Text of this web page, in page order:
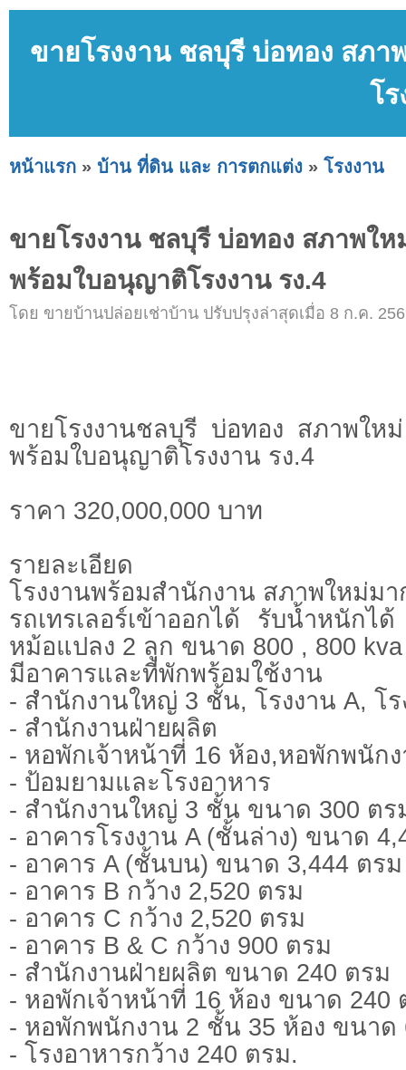
ขายโรงงาน ชลบุรี บ่อทอง สภ
โร
หน้าแรก » บ้าน ที่ดิน และ การตกแต่ง » โรงงาน
ขายโรงงาน ชลบุรี บ่อทอง สภาพใ
พร้อมใบอนุญาติโรงงาน รง.4
โดย ขายบ้านปล่อยเช่าบ้าน ปรับปรุงล่าสุดเมื่อ 8 ก.ค.
ขายโรงงานชลบุรี บ่อทอง สภาพใ
พร้อมใบอนุญาติโรงงาน รง.4
ราคา 320,000,000 บาท
รายละเอียด
โรงงานพร้อมสำนักงาน สภาพใหม่มา
รถเทรเลอร์เข้าออกได้ รับน้ำหนักไ
หม้อแปลง 2 ลูก ขนาด 800 , 800 kva
มีอาคารและที่พักพร้อมใช้งาน
- สำนักงานใหญ่ 3 ชั้น, โรงงาน A, โร
- สำนักงานฝ่ายผลิต
- หอพักเจ้าหน้าที่ 16 ห้อง,หอพักพนัก
- ป้อมยามและโรงอาหาร
- สำนักงานใหญ่ 3 ชั้น ขนาด 300 ตร
- อาคารโรงงาน A (ชั้นล่าง) ขนาด
- อาคาร A (ชั้นบน) ขนาด 3,444 ตรม
- อาคาร B กว้าง 2,520 ตรม
- อาคาร C กว้าง 2,520 ตรม
- อาคาร B & C กว้าง 900 ตรม
- สำนักงานฝ่ายผลิต ขนาด 240 ตรม
- หอพักเจ้าหน้าที่ 16 ห้อง ขนาด 240
- หอพักพนักงาน 2 ชั้น 35 ห้อง ขนาด
- โรงอาหารกว้าง 240 ตรม.